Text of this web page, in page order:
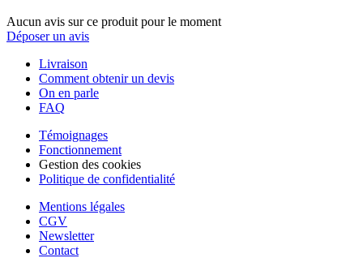
Aucun avis sur ce produit pour le moment
Déposer un avis
Livraison
Comment obtenir un devis
On en parle
FAQ
Témoignages
Fonctionnement
Gestion des cookies
Politique de confidentialité
Mentions légales
CGV
Newsletter
Contact